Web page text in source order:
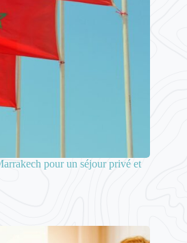
pour un séjour privé et